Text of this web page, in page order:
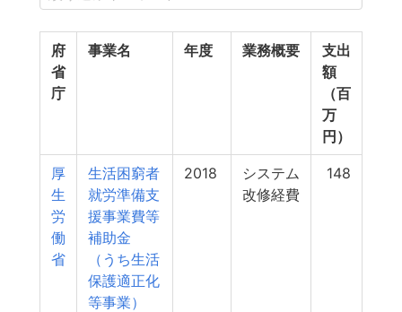
府
省
庁
事業名 年度 業務概要
支出
額
（百
万
円）
厚
生
労
働
省
生活困窮者
就労準備支
援事業費等
補助金
（うち生活
保護適正化
等事業）
2018
システム
改修経費
148